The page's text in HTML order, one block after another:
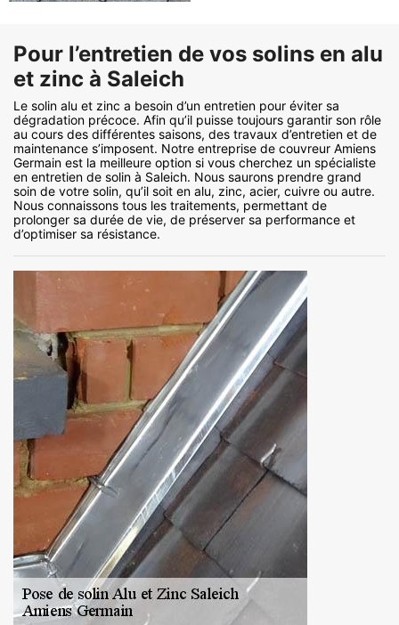
Pour l’entretien de vos solins en alu
et zinc à Saleich
Le solin alu et zinc a besoin d’un entretien pour éviter sa
dégradation précoce. Afin qu’il puisse toujours garantir son rôle
au cours des différentes saisons, des travaux d’entretien et de
maintenance s’imposent. Notre entreprise de couvreur Amiens
Germain est la meilleure option si vous cherchez un spécialiste
en entretien de solin à Saleich. Nous saurons prendre grand
soin de votre solin, qu’il soit en alu, zinc, acier, cuivre ou autre.
Nous connaissons tous les traitements, permettant de
prolonger sa durée de vie, de préserver sa performance et
d’optimiser sa résistance.